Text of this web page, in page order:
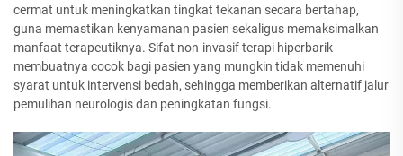
cermat untuk meningkatkan tingkat tekanan secara bertahap,
guna memastikan kenyamanan pasien sekaligus memaksimalkan
manfaat terapeutiknya. Sifat non-invasif terapi hiperbarik
membuatnya cocok bagi pasien yang mungkin tidak memenuhi
syarat untuk intervensi bedah, sehingga memberikan alternatif jalur
pemulihan neurologis dan peningkatan fungsi.